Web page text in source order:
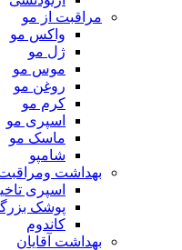
مراقبت از مو
واکس مو
ژل مو
موس مو
روغن مو
کرم مو
اسپری مو
ماسک مو
شامپو
بهداشت
اسپری
پوشک
کاندوم
بهداشت آقایان